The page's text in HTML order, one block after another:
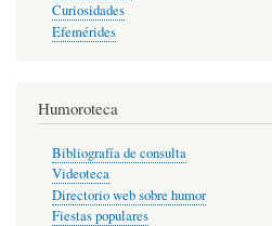
Curiosidades
Efemérides
Humoroteca
Bibliografía de consulta
Videoteca
Directorio web sobre humor
Fiestas populares